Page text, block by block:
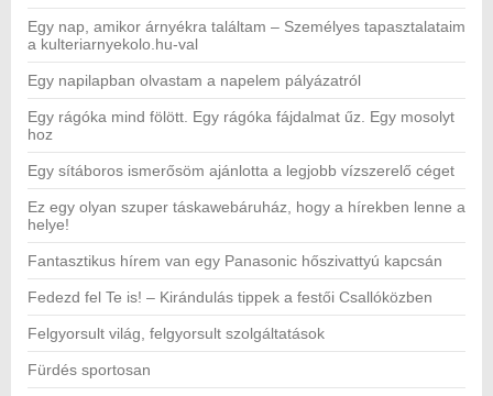
Egy nap, amikor árnyékra találtam – Személyes tapasztalataim
a kulteriarnyekolo.hu-val
Egy napilapban olvastam a napelem pályázatról
Egy rágóka mind fölött. Egy rágóka fájdalmat űz. Egy mosolyt
hoz
Egy sítáboros ismerősöm ajánlotta a legjobb vízszerelő céget
Ez egy olyan szuper táskawebáruház, hogy a hírekben lenne a
helye!
Fantasztikus hírem van egy Panasonic hőszivattyú kapcsán
Fedezd fel Te is! – Kirándulás tippek a festői Csallóközben
Felgyorsult világ, felgyorsult szolgáltatások
Fürdés sportosan